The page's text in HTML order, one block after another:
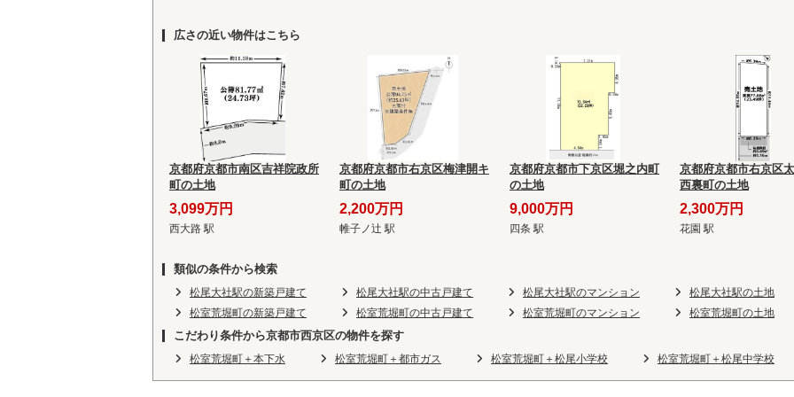
広さの近い物件はこちら
京都府京都市南区吉祥院政所
町の土地
3,099万円
西大路 駅
京都府京都市右京区梅津開キ
町の土地
2,200万円
帷子ノ辻 駅
京都府京都市下京区堀之内町
の土地
9,000万円
四条 駅
京都府京都市右京区
西裏町の土地
2,300万円
花園 駅
類似の条件から検索
松尾大社駅の新築戸建て 松尾大社駅の中古戸建て 松尾大社駅のマンション
松尾大社駅の土地
松室荒堀町の新築戸建て
松室荒堀町の中古戸建て 松室荒堀町のマンション 松室荒堀町の土地
こだわり条件から京都市西京区の物件を探す
松室荒堀町＋本下水 松室荒堀町＋都市ガス 松室荒堀町＋松尾小学校 松室荒堀町＋松尾中学校